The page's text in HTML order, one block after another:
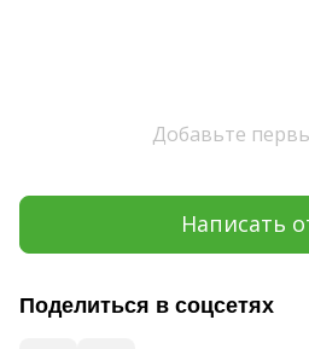
Добавьте
Написать
Поделиться в соцсетях